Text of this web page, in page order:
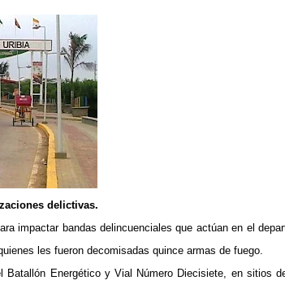
delictivas.
impactar bandas delincuenciales que actúan en el
les fueron decomisadas quince armas de fuego.
Energético y Vial Número Diecisiete, en sitios